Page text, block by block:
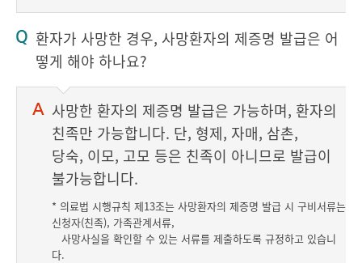
환자가 사망한 경우, 사망환자의 제증명 발급은 어
떻게 해야 하나요?
사망한 환자의 제증명 발급은 가능하며, 환자의
친족만 가능합니다. 단, 형제, 자매, 삼촌,
당숙, 이모, 고모 등은 친족이 아니므로 발급이
불가능합니다.
* 의료법 시행규칙 제13조는 사망환자의 제증명 발급 시 구비서류는
신청자(친족), 가족관계서류,
사망사실을 확인할 수 있는 서류를 제출하도록 규정하고 있습니
다.